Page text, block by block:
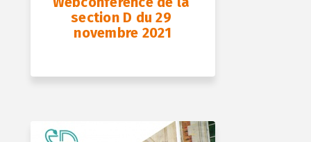
section D du 29
novembre 2021